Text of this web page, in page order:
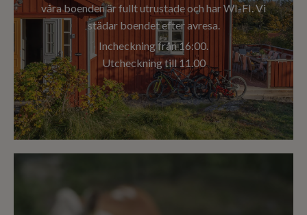
våra boenden är fullt utrustade och har WI-FI. Vi
städar boendet efter avresa.
Incheckning från 16:00.
Utcheckning till 11.00